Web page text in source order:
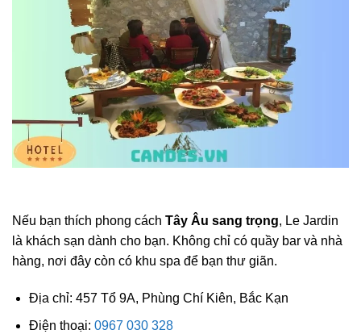
Nếu bạn thích phong cách Tây Âu sang trọng, Le Jardin
là khách sạn dành cho bạn. Không chỉ có quầy bar và nhà
hàng, nơi đây còn có khu spa để bạn thư giãn.
Địa chỉ: 457 Tổ 9A, Phùng Chí Kiên, Bắc Kạn
Điện thoại: 0967 030 328